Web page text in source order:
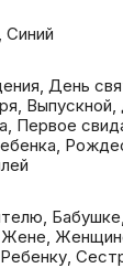
Синий
День
Первое